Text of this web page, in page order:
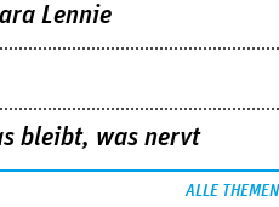
Lennie
bleibt, was nervt
ALLE THEMEN